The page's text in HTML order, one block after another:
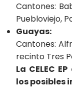
Cantones:
Puebloviejo,
Guayas:
Cantones:
recinto Tres
La CELEC
los posibles